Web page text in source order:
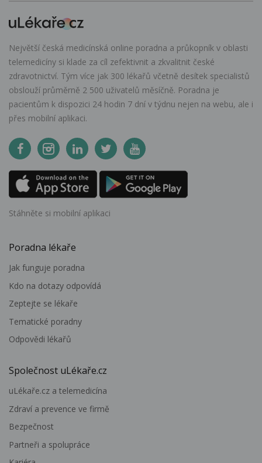
Největší česká medicínská online poradna a průkopník v oblasti
telemedicíny si klade za cíl zefektivnit a zkvalitnit české
zdravotnictví. Tým více jak 300 lékařů včetně desítek specialistů
obslouží průměrně 2 500 uživatelů měsíčně. Poradna je
pacientům k dispozici 24 hodin 7 dní v týdnu nejen na webu, ale i
přes mobilní aplikaci.
Stáhněte si mobilní aplikaci
Poradna lékaře
Jak funguje poradna
Kdo na dotazy odpovídá
Zeptejte se lékaře
Tematické poradny
Odpovědi lékařů
Společnost uLékaře.cz
uLékaře.cz a telemedicína
Zdraví a prevence ve firmě
Bezpečnost
Partneři a spolupráce